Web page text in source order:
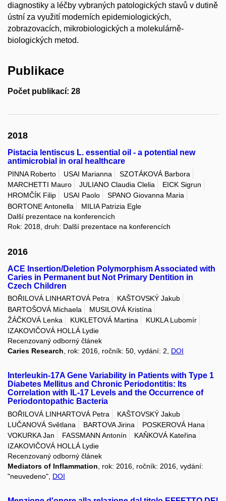
diagnostiky a léčby vybraných patologických stavů v dutině
ústní za využití moderních epidemiologických,
zobrazovacích, mikrobiologických a molekulárně-
biologických metod.
Publikace
Počet publikací: 28
2018
Pistacia lentiscus L. essential oil - a potential new
antimicrobial in oral healthcare
PINNA Roberto USAI Marianna
SZOTÁKOVÁ Barbora
MARCHETTI Mauro
JULIANO Claudia Clelia
EICK Sigrun
HROMČÍK Filip
USAI Paolo
SPANO Giovanna Maria
BORTONE Antonella
MILIA Patrizia Egle
Další prezentace na konferencích
Rok: 2018, druh: Další prezentace na konferencích
2016
ACE Insertion/Deletion Polymorphism Associated with
Caries in Permanent but Not Primary Dentition in
Czech Children
BOŘILOVÁ LINHARTOVÁ Petra
KAŠTOVSKÝ Jakub
BARTOŠOVÁ Michaela
MUSILOVÁ Kristína
ŽÁČKOVÁ Lenka
KUKLETOVÁ Martina
KUKLA Lubomír
IZAKOVIČOVÁ HOLLÁ Lydie
Recenzovaný odborný článek
Caries Research, rok: 2016, ročník: 50, vydání: 2, DOI
Interleukin-17A Gene Variability in Patients with Type 1
Diabetes Mellitus and Chronic Periodontitis: Its
Correlation with IL-17 Levels and the Occurrence of
Periodontopathic Bacteria
BOŘILOVÁ LINHARTOVÁ Petra
KAŠTOVSKÝ Jakub
LUČANOVÁ Světlana
BARTOVA Jirina
POSKEROVÁ Hana
VOKURKA Jan
FASSMANN Antonín
KAŇKOVÁ Kateřina
IZAKOVIČOVÁ HOLLÁ Lydie
Recenzovaný odborný článek
Mediators of Inflammation, rok: 2016, ročník: 2016, vydání:
"neuvedeno", DOI